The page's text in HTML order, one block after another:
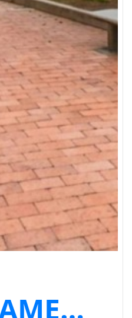
APARTAMENTO EN VERBENAL EN VENTA